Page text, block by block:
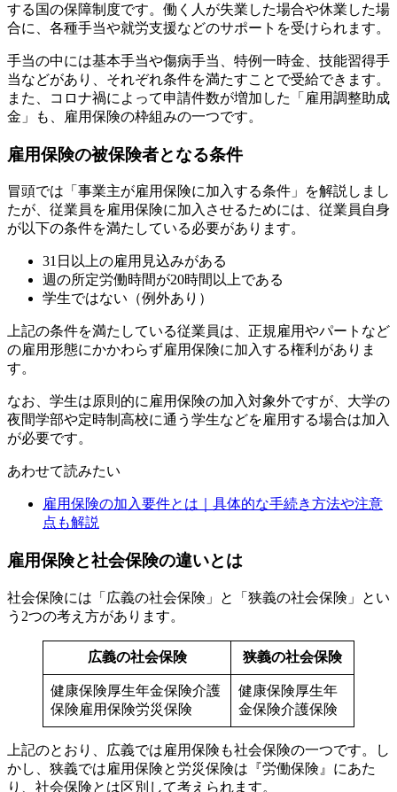
する国の保障制度です。働く人が失業した場合や休業した場
合に、各種手当や就労支援などのサポートを受けられます。
手当の中には基本手当や傷病手当、特例一時金、技能習得手
当などがあり、それぞれ条件を満たすことで受給できます。
また、コロナ禍によって申請件数が増加した「雇用調整助成
金」も、雇用保険の枠組みの一つです。
雇用保険の被保険者となる条件
冒頭では「事業主が雇用保険に加入する条件」を解説しまし
たが、従業員を雇用保険に加入させるためには、従業員自身
が以下の条件を満たしている必要があります。
31日以上の雇用見込みがある
週の所定労働時間が20時間以上である
学生ではない（例外あり）
上記の条件を満たしている従業員は、正規雇用やパートなど
の雇用形態にかかわらず雇用保険に加入する権利がありま
す。
なお、学生は原則的に雇用保険の加入対象外ですが、大学の
夜間学部や定時制高校に通う学生などを雇用する場合は加入
が必要です。
あわせて読みたい
雇用保険の加入要件とは｜具体的な手続き方法や注意
点も解説
雇用保険と社会保険の違いとは
社会保険には「広義の社会保険」と「狭義の社会保険」とい
う2つの考え方があります。
広義の社会保険 狭義の社会保険
健康保険厚生年金保険介護
保険雇用保険労災保険
健康保険厚生年
金保険介護保険
上記のとおり、広義では雇用保険も社会保険の一つです。し
かし、狭義では雇用保険と労災保険は『労働保険』にあた
り、社会保険とは区別して考えられます。